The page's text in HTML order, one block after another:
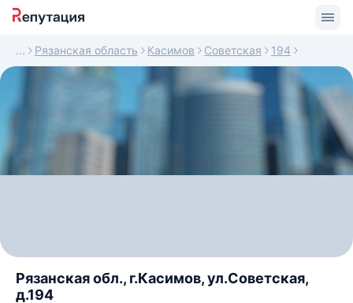
Рязанская область Касимов Советская 194
Рязанская обл., г.Касимов, ул.Советская,
д.194